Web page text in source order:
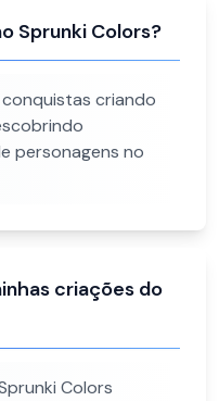
Sprunki Colors?
criando
personagens no
criações do
Colors